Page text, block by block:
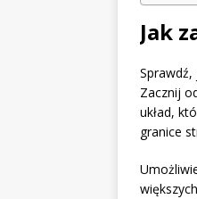
Jak
Zacznij
układ,
granice